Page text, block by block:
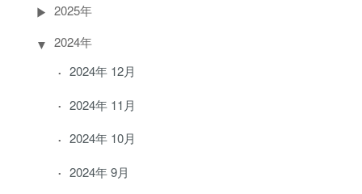
2025年
2024年
2024年 12月
2024年 11月
2024年 10月
2024年 9月